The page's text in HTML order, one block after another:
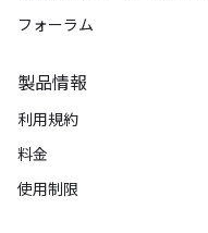
フォーラム
製品情報
利用規約
料金
使用制限